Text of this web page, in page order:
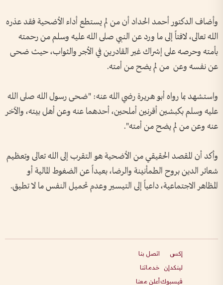
وأضاف الدكتور أحمد الحداد أن من لم يستطع أداء الأضحية فقد عذره
الله تعالى، لافتاً إلى ما ورد عن النبي صلى الله عليه وسلم من رحمته
بأمته وحرصه على إشراك غير القادرين في الأجر والثواب، حيث ضحى
عن نفسه وعن من لم يضح من أمته.
واستشهد بما رواه أبو هريرة رضي الله عنه: "ضحى رسول الله صلى الله
عليه وسلم بكبشين أقرنين أملحين، أحدهما عنه وعن أهل بيته، والآخر
عنه وعن من لم يضح من أمته".
وأكد أن المقصد الحقيقي من الأضحية هو التقرب إلى الله تعالى وتعظيم
شعائر الدين بروح الطمأنينة والرضا، بعيداً عن الضغوط المالية أو
المظاهر الاجتماعية، داعياً إلى التيسير وعدم تحميل النفس ما لا تطيق.
إكس
لينكدإن
فيسبوك
اتصل بنا
خدماتنا
أعلن معنا